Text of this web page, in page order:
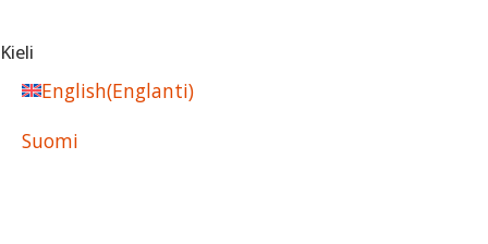
Kieli
English(Englanti)
Suomi